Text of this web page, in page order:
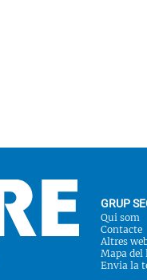
GRUP
Qui som
Contacte
Altres
Mapa del
Envia la